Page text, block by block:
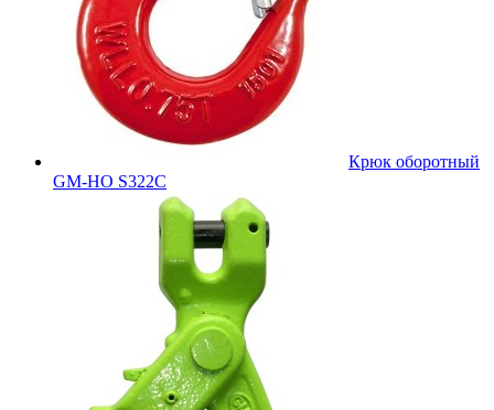
Крюк оборотный
GM-HO S322C